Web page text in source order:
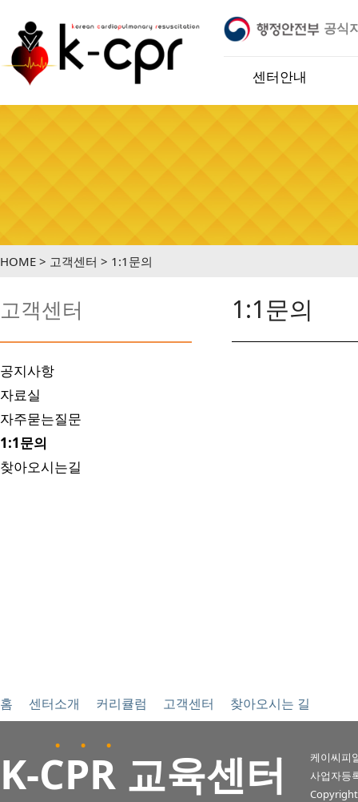
공식
※ 케이씨피알교육센터는 행정안전부
정기관 입니다.
센터안내
HOME > 고객센터 > 1:1문의
고객센터
공지사항
자료실
자주묻는질문
1:1문의
찾아오시는길
1:1문의
홈 센터소개 커리큘럼 고객센터 찾아오시는 길
. . .
K-CPR 교육센터
케이씨피
사업자등